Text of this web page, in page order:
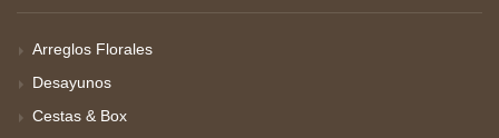
Arreglos Florales
Desayunos
Cestas & Box